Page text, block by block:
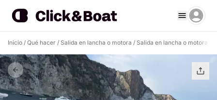
Inicio / Qué hacer / Salida en lancha o motora / Salida en lancha o motora